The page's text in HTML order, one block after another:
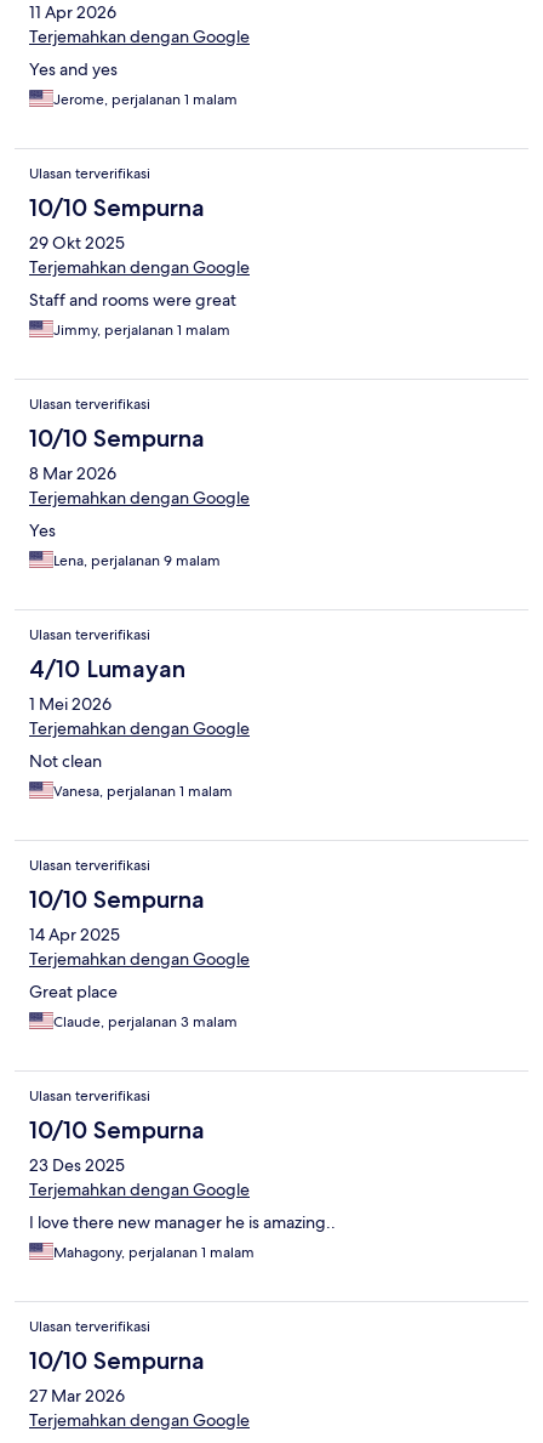
11 Apr 2026
Terjemahkan dengan Google
Yes and yes
Jerome, perjalanan 1 malam
Ulasan terverifikasi
10/10 Sempurna
29 Okt 2025
Terjemahkan dengan Google
Staff and rooms were great
Jimmy, perjalanan 1 malam
Ulasan terverifikasi
10/10 Sempurna
8 Mar 2026
Terjemahkan dengan Google
Yes
Lena, perjalanan 9 malam
Ulasan terverifikasi
4/10 Lumayan
1 Mei 2026
Terjemahkan dengan Google
Not clean
Vanesa, perjalanan 1 malam
Ulasan terverifikasi
10/10 Sempurna
14 Apr 2025
Terjemahkan dengan Google
Great place
Claude, perjalanan 3 malam
Ulasan terverifikasi
10/10 Sempurna
23 Des 2025
Terjemahkan dengan Google
I love there new manager he is amazing..
Mahagony, perjalanan 1 malam
Ulasan terverifikasi
10/10 Sempurna
27 Mar 2026
Terjemahkan dengan Google